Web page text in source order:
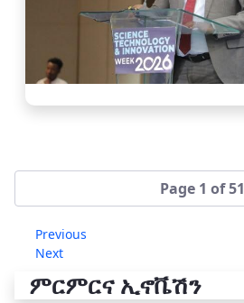
Page 1 of 51
Previous
Next
ምርምርና ኢኖቬሽን